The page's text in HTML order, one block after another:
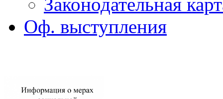
Оф. выступления